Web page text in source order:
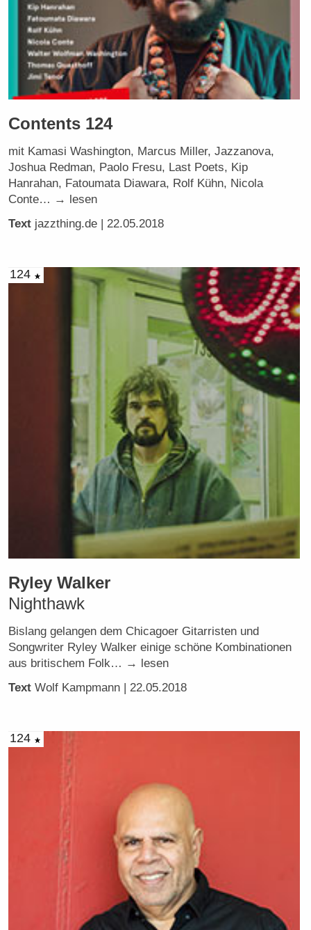
Contents 124
mit Kamasi Washington, Marcus Miller, Jazzanova,
Joshua Redman, Paolo Fresu, Last Poets, Kip
Hanrahan, Fatoumata Diawara, Rolf Kühn, Nicola
Conte… → lesen
Text jazzthing.de | 22.05.2018
124
Ryley Walker
Nighthawk
Bislang gelangen dem Chicagoer Gitarristen und
Songwriter Ryley Walker einige schöne Kombinationen
aus britischem Folk… → lesen
Text Wolf Kampmann | 22.05.2018
124